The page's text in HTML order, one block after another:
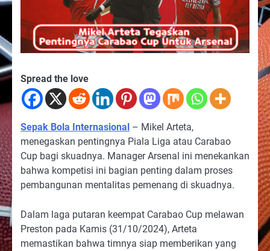
Spread the love
Sepak Bola Internasional – Mikel Arteta,
menegaskan pentingnya Piala Liga atau Carabao
Cup bagi skuadnya. Manager Arsenal ini menekankan
bahwa kompetisi ini bagian penting dalam proses
pembangunan mentalitas pemenang di skuadnya.
Dalam laga putaran keempat Carabao Cup melawan
Preston pada Kamis (31/10/2024), Arteta
memastikan bahwa timnya siap memberikan yang